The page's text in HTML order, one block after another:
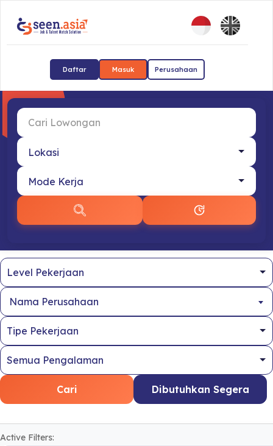
Daftar Masuk Perusahaan
Nama Perusahaan
Cari Dibutuhkan Segera
Active Filters: